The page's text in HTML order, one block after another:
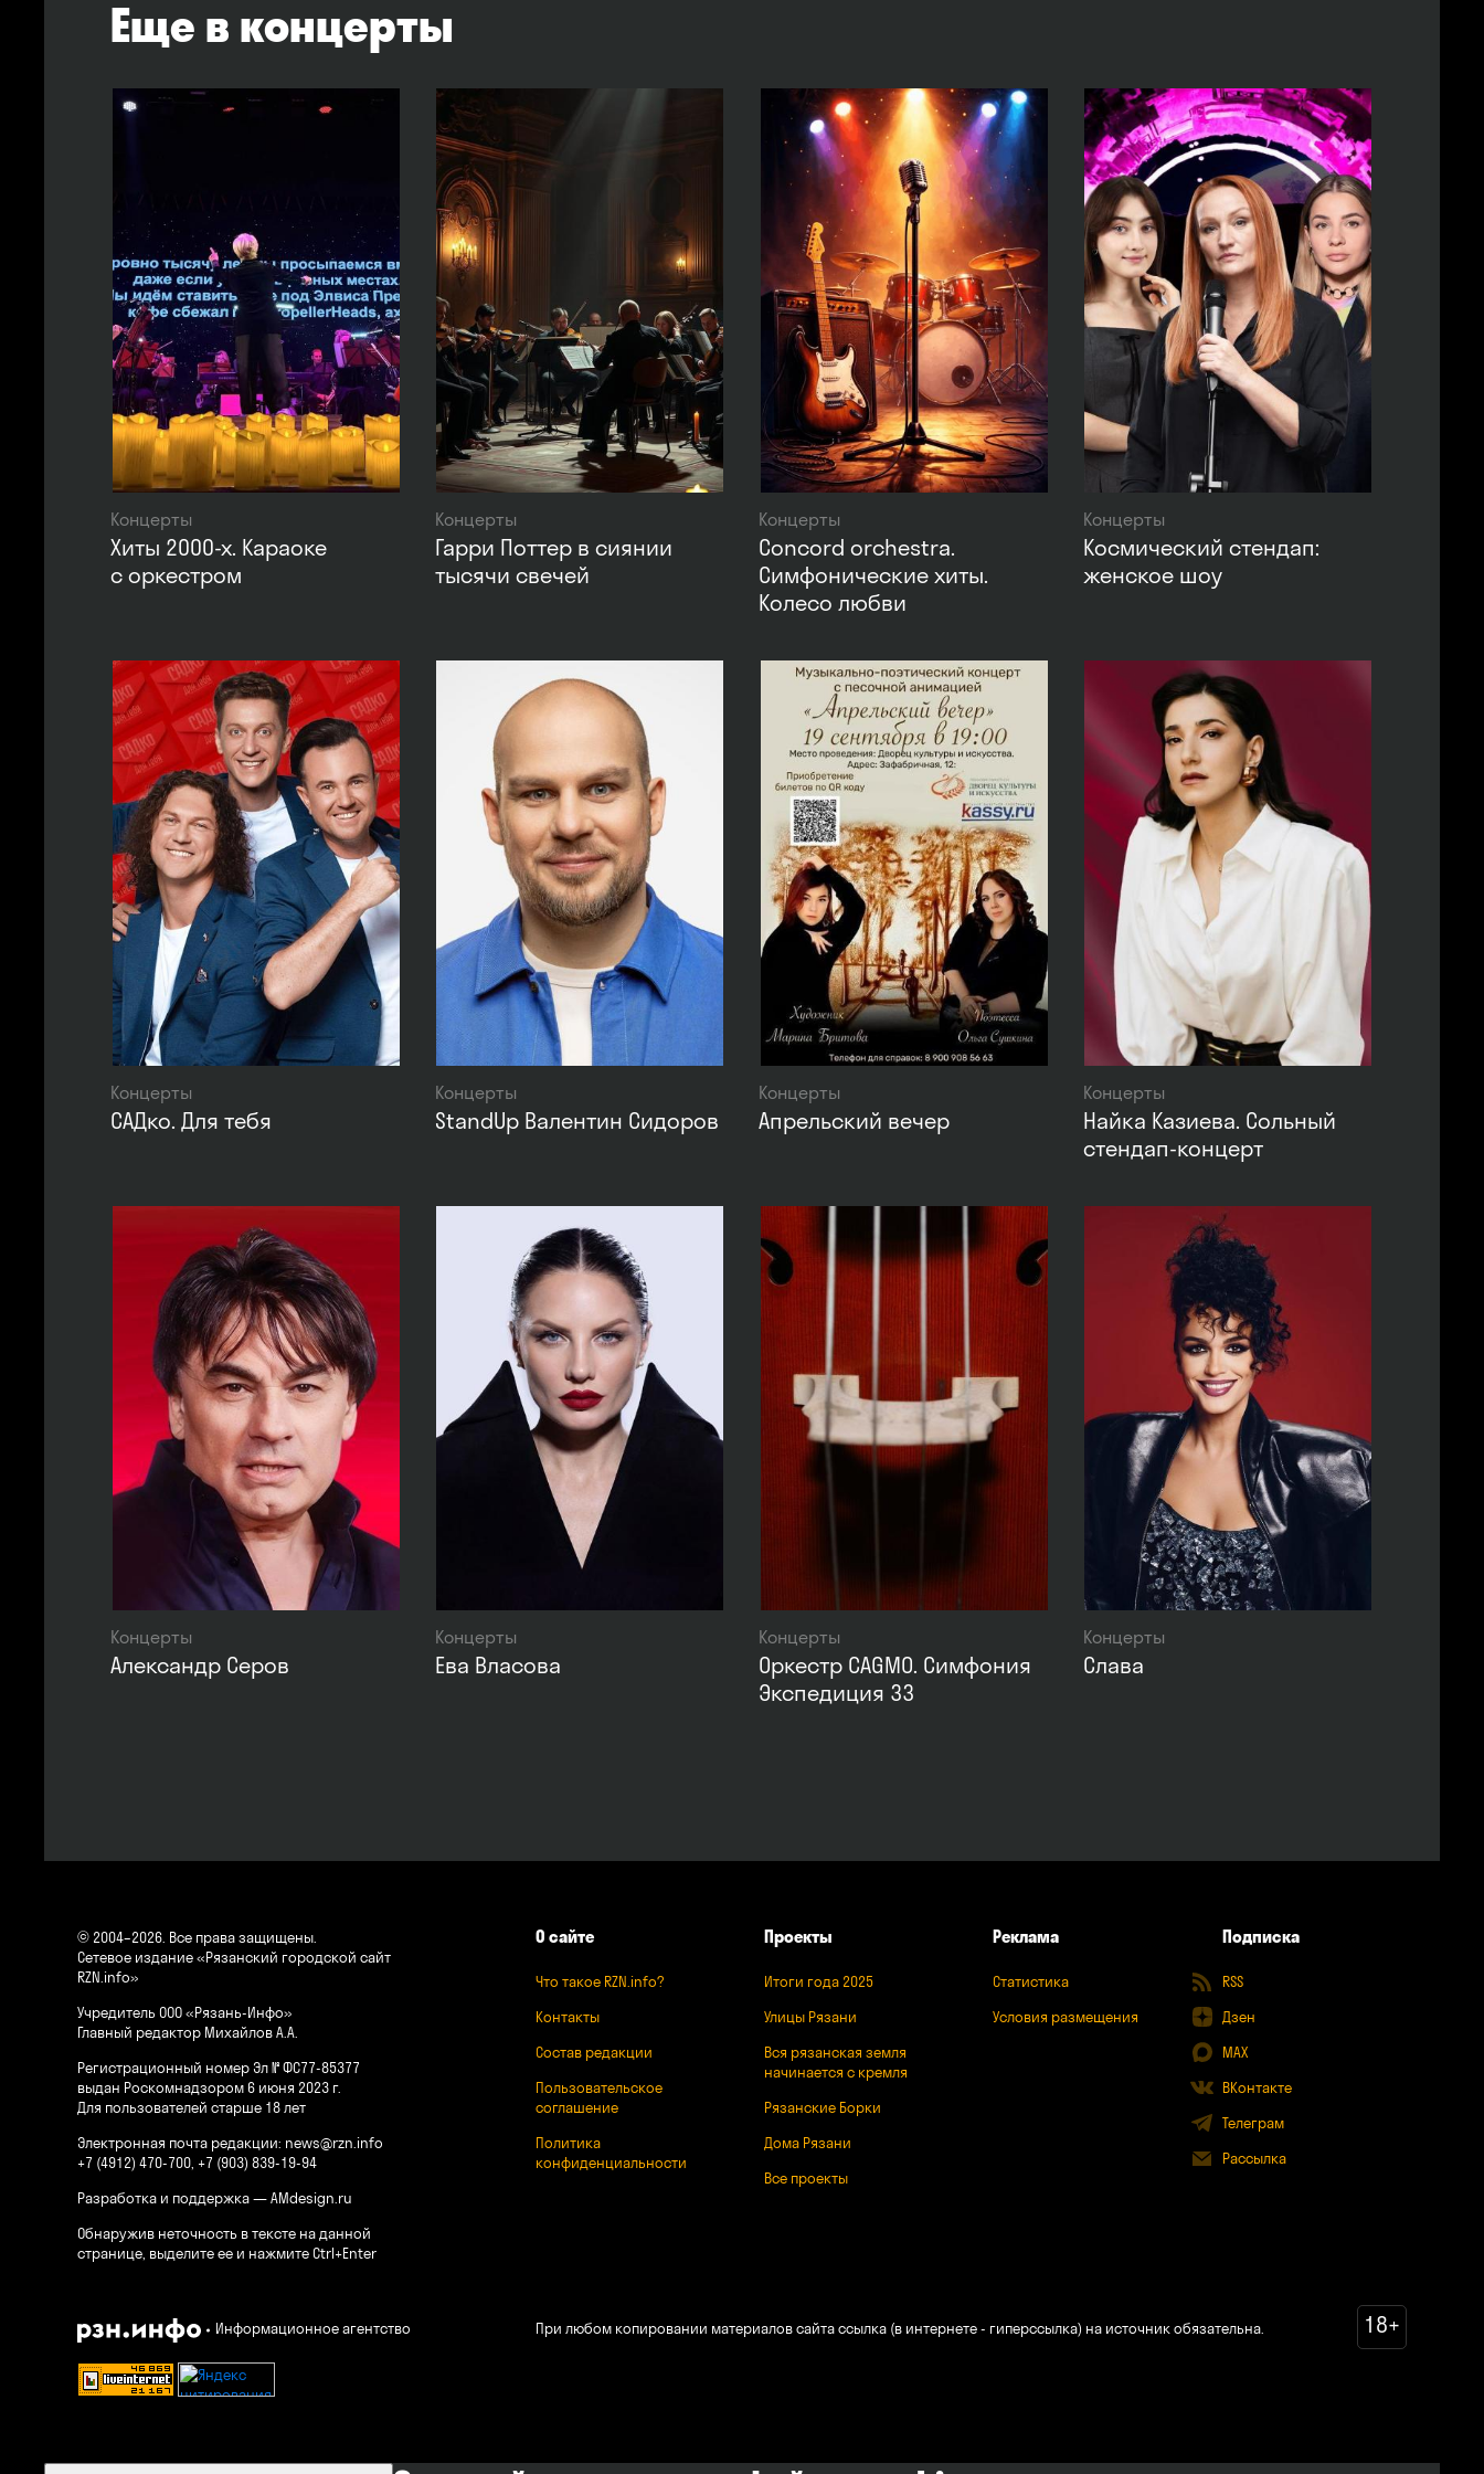
Еще в концерты
Концерты
Хиты 2000-х. Караоке
с оркестром
Концерты
Гарри Поттер в сиянии
тысячи свечей
Концерты
Concord orchestra.
Симфонические хиты.
Колесо любви
Концерты
Космический стендап:
женское шоу
Концерты
САДко. Для тебя
Концерты
StandUp Валентин Сидоров
Концерты
Апрельский вечер
Концерты
Найка Казиева. Сольный
стендап-концерт
Концерты
Александр Серов
Концерты
Ева Власова
Концерты
Оркестр CAGMO. Симфония
Экспедиция 33
Концерты
Слава
© 2004–2026. Все права защищены.
Сетевое издание «Рязанский городской сайт
RZN.info»
Учредитель ООО «Рязань-Инфо»
Главный редактор Михайлов А.А.
Регистрационный номер Эл № ФС77-85377
выдан Роскомнадзором 6 июня 2023 г.
Для пользователей старше 18 лет
Электронная почта редакции: news@rzn.info
+7 (4912) 470-700, +7 (903) 839-19-94
Разработка и поддержка —AMdesign.ru
Обнаружив неточность в тексте на данной
странице, выделите ее и нажмите Ctrl+Enter
О сайте
Что такое RZN.info?
Контакты
Состав редакции
Пользовательское
соглашение
Политика
конфиденциальности
Проекты
Итоги года 2025
Улицы Рязани
Вся рязанская земля
начинается с кремля
Рязанские Борки
Дома Рязани
Все проекты
Реклама
Статистика
Условия размещения
Подписка
RSS
Дзен
MAX
ВКонтакте
Телеграм
Рассылка
Информационное агентство При любом копировании материалов сайта ссылка (в интернете - гиперссылка) на источник обязательна. 18+